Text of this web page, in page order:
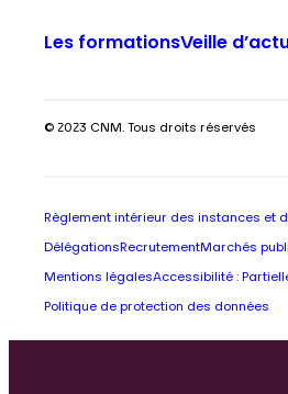
Les formationsVeille
© 2023 CNM. Tous droits réservés
Règlement intérieur des instances et
Délégations RecrutementMarchés
Mentions légalesAccessibilité :
Politique de protection des données